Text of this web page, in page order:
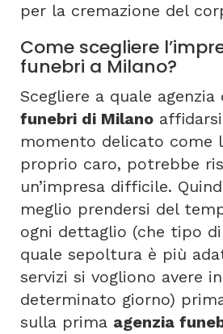
per la cremazione del
Come scegliere
funebri a Milano?
Scegliere a quale agenzia
funebri di Milano
momento delicato come
proprio caro, potrebbe
un’impresa difficile.
meglio prendersi del
ogni dettaglio (che tipo di
quale sepoltura è più
servizi si vogliono avere
determinato giorno)
sulla prima agenzia